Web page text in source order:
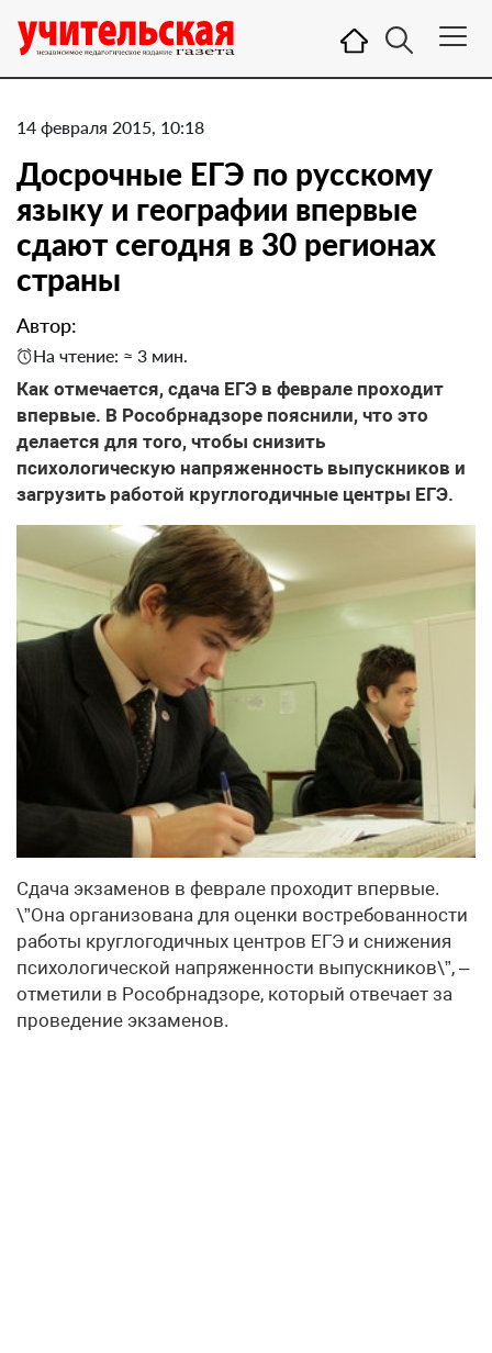
14 февраля 2015, 10:18
Досрочные ЕГЭ по русскому
языку и географии впервые
сдают сегодня в 30 регионах
страны
Автор:
На чтение: ≈ 3 мин.
Как отмечается, сдача ЕГЭ в феврале проходит
впервые. В Рособрнадзоре пояснили, что это
делается для того, чтобы снизить
психологическую напряженность выпускников и
загрузить работой круглогодичные центры ЕГЭ.
Сдача экзаменов в феврале проходит впервые.
\”Она организована для оценки востребованности
работы круглогодичных центров ЕГЭ и снижения
психологической напряженности выпускников\”, –
отметили в Рособрнадзоре, который отвечает за
проведение экзаменов.